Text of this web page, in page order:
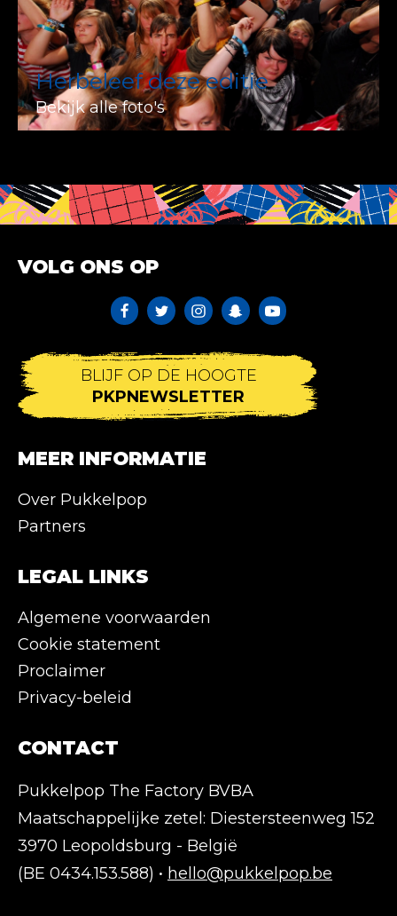
Herbeleef deze editie
Bekijk alle foto's
VOLG ONS OP
BLIJF OP DE HOOGTE
PKPNEWSLETTER
MEER INFORMATIE
Over Pukkelpop
Partners
LEGAL LINKS
Algemene voorwaarden
Cookie statement
Proclaimer
Privacy-beleid
CONTACT
Pukkelpop The Factory BVBA
Maatschappelijke zetel: Diestersteenweg 152
3970 Leopoldsburg - België
(BE 0434.153.588) • hello@pukkelpop.be